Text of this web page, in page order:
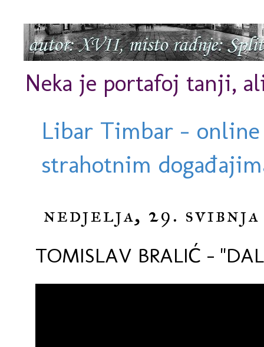
Neka je portafoj tanji,
Libar Timbar -
strahotnim
nedjelja, 29. svibnja
TOMISLAV BRALIĆ -